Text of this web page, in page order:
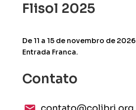
Flisol 2025
De 11 a 15 de novembro de 2026
Entrada Franca.
Contato